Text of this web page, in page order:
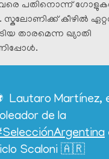
പതിനൊന്ന്
സ്കലോണിക്ക്‌ കീഴിൽ
താരമെന്ന ഖ്യാതി
Lautaro Martínez,
de la
Scaloni 🇦🇷